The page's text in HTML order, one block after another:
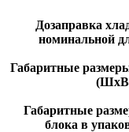
Дозаправка
номинальной
Габаритные
Габаритные
блока в